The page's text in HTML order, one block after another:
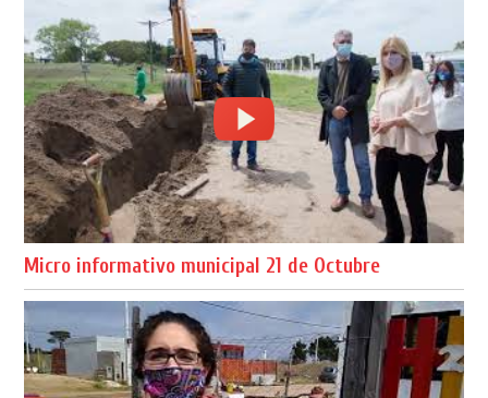
Micro informativo municipal 21 de Octubre